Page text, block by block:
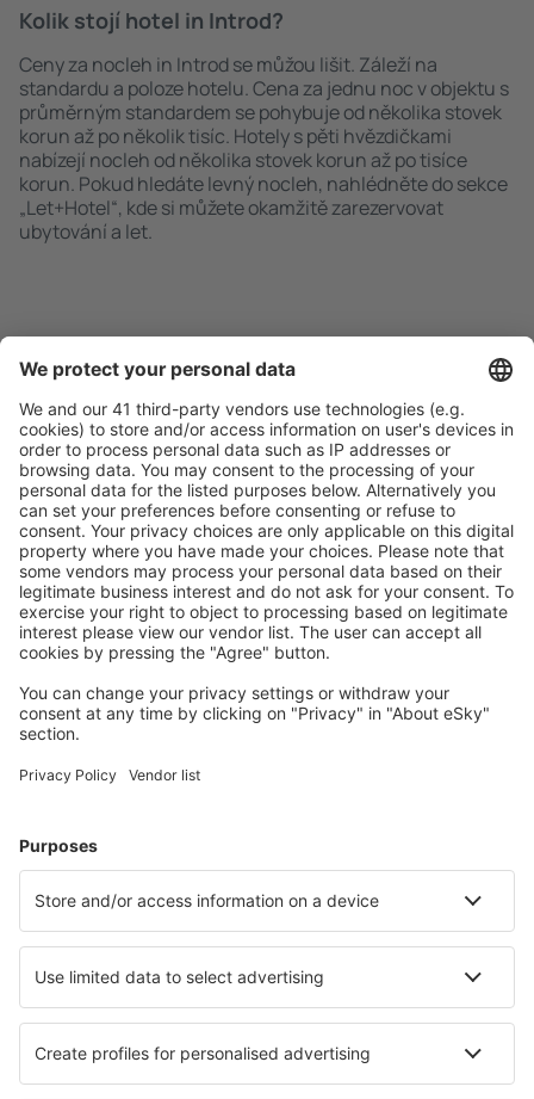
Kolik stojí hotel in Introd?
Ceny za nocleh in Introd se můžou lišit. Záleží na
standardu a poloze hotelu. Cena za jednu noc v objektu s
průměrným standardem se pohybuje od několika stovek
korun až po několik tisíc. Hotely s pěti hvězdičkami
nabízejí nocleh od několika stovek korun až po tisíce
korun. Pokud hledáte levný nocleh, nahlédněte do sekce
„Let+Hotel“, kde si můžete okamžitě zarezervovat
ubytování a let.
Nabídka dle vašich očekávání.
Pečlivé plánování
Bezproblémová rezervace s možností bezplatného
zrušení.
S námi ušetříte
Atraktivní ceny a speciální nabídky pro přihlášené
uživatele.
Vyberte si z více než 1.3 milionu zařízení: hotelů,
apartmánů, chat a dalších.
Hotely v Itálii - Oblíbená města
Hotely v Římě Hotely v Palermu
Hotely v Bologni Hotely v Olbii